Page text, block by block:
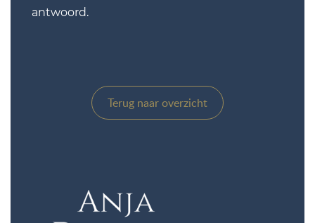
antwoord.
Terug naar overzicht